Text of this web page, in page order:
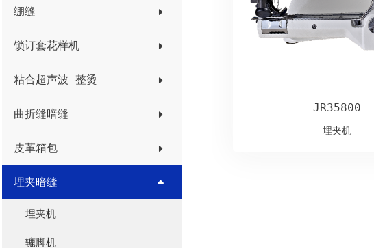
绷缝
锁订套花样机
粘合超声波 整烫
曲折缝暗缝
皮革箱包
埋夹暗缝
埋夹机
辘脚机
JR35800
埋夹机